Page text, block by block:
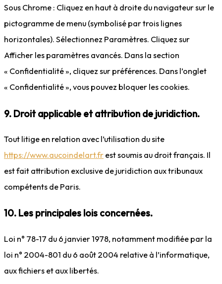
Sous Chrome : Cliquez en haut à droite du navigateur sur le
pictogramme de menu (symbolisé par trois lignes
horizontales). Sélectionnez Paramètres. Cliquez sur
Afficher les paramètres avancés. Dans la section
« Confidentialité », cliquez sur préférences. Dans l’onglet
« Confidentialité », vous pouvez bloquer les cookies.
9. Droit applicable et attribution de juridiction.
Tout litige en relation avec l’utilisation du site
https://www.aucoindelart.fr est soumis au droit français. Il
est fait attribution exclusive de juridiction aux tribunaux
compétents de Paris.
10. Les principales lois concernées.
Loi n° 78-17 du 6 janvier 1978, notamment modifiée par la
loi n° 2004-801 du 6 août 2004 relative à l’informatique,
aux fichiers et aux libertés.